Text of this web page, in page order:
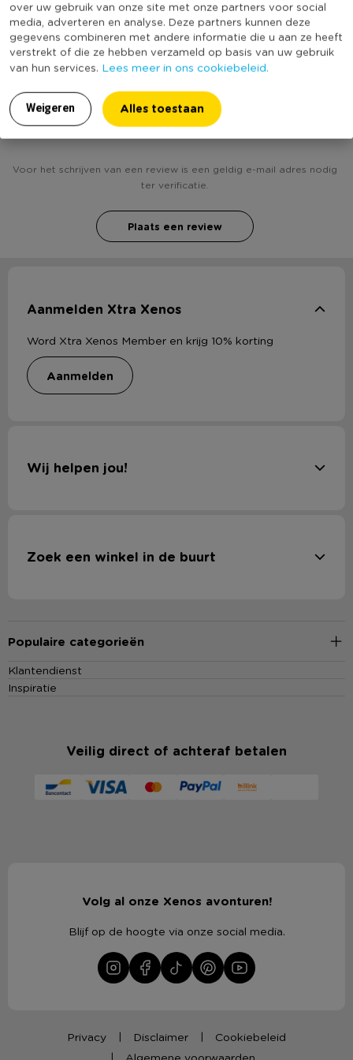
over uw gebruik van onze site met onze partners voor social
media, adverteren en analyse. Deze partners kunnen deze
gegevens combineren met andere informatie die u aan ze heeft
verstrekt of die ze hebben verzameld op basis van uw gebruik
van hun services. Lees meer in ons cookiebeleid.
Weigeren Alles toestaan
Duurzaamheidsscore
(Nog) geen score
bekend
Heb jij Collagelijst Jip - 12 foto's - wit? Schrijf een
Voor het schrijven van een review is een geldig e-mail adres nodig
ter verificatie.
Plaats een review
Aanmelden Xtra Xenos
Word Xtra Xenos Member en krijg 10% korting
aanmelden
Wij helpen jou!
Zoek een winkel in de buurt
Populaire categorieën
Klantendienst
Inspiratie
Veilig direct of achteraf betalen
Volg al onze Xenos avonturen!
Blijf op de hoogte via onze social media.
Privacy Disclaimer
Cookiebeleid
Algemene voorwaarden